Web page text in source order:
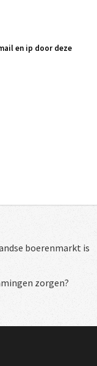
en ip door deze
boerenmarkt is
zorgen?